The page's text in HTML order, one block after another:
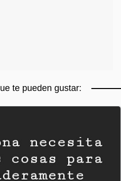
te pueden gustar: